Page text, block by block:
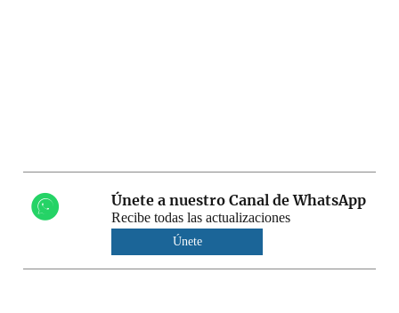
Únete a nuestro Canal de WhatsApp
Recibe todas las actualizaciones
Únete